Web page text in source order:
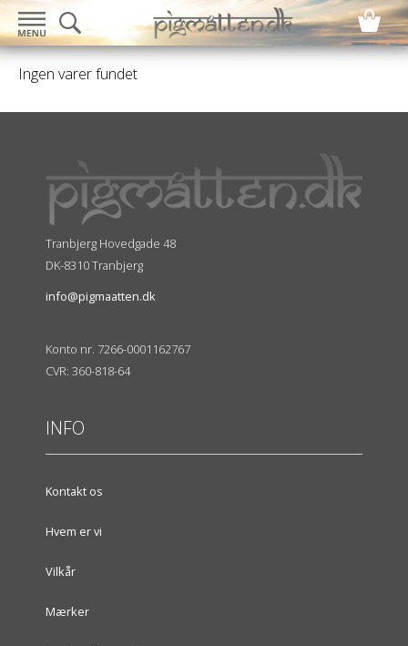
Ingen varer fundet
Tranbjerg Hovedgade 48
DK-8310 Tranbjerg
info@pigmaatten.dk
Konto nr. 7266-0001162767
CVR: 360-818-64
INFO
Kontakt os
Hvem er vi
Vilkår
Mærker